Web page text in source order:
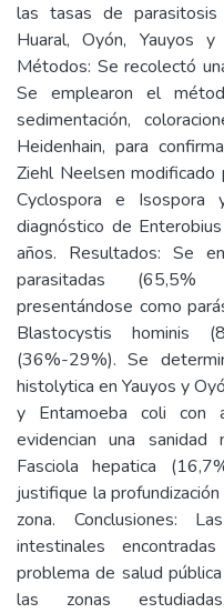
las tasas de
Huaral, Oyón, Yauyos
Métodos: Se recolectó
Se emplearon el
sedimentación,
Heidenhain, para
Ziehl Neelsen modificado
Cyclospora e
diagnóstico de
años. Resultados: Se
parasitadas (65,5%
presentándose como
Blastocystis hominis
(36%-29%). Se
histolytica en Yauyos y
y Entamoeba coli con
evidencian una sanidad
Fasciola hepatica
justifique la
zona. Conclusiones:
intestinales
problema de salud
las zonas